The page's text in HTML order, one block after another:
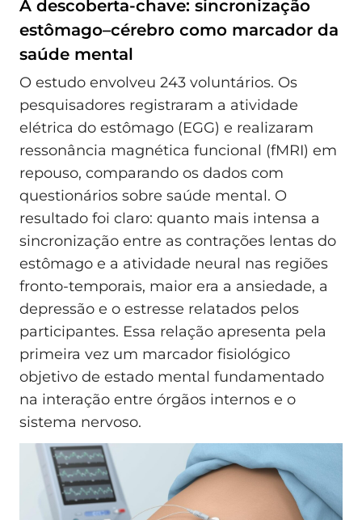
A descoberta-chave: sincronização
estômago–cérebro como marcador da
saúde mental
O estudo envolveu 243 voluntários. Os
pesquisadores registraram a atividade
elétrica do estômago (EGG) e realizaram
ressonância magnética funcional (fMRI) em
repouso, comparando os dados com
questionários sobre saúde mental. O
resultado foi claro: quanto mais intensa a
sincronização entre as contrações lentas do
estômago e a atividade neural nas regiões
fronto‑temporais, maior era a ansiedade, a
depressão e o estresse relatados pelos
participantes. Essa relação apresenta pela
primeira vez um marcador fisiológico
objetivo de estado mental fundamentado
na interação entre órgãos internos e o
sistema nervoso.